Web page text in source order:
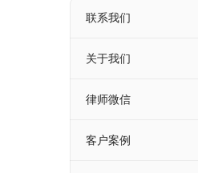
联系我们
关于我们
律师微信
客户案例